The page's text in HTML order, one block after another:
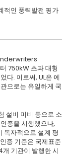
적인 풍력발전 평가
750kW 초과 대형
다. 이로써, UL은 에
으로는 유일하게 국
설비 미비 등으로 소
증을 시행했으나,
독자적으로 설계 평
증 기준은 국제표준
기관이 발행한 시